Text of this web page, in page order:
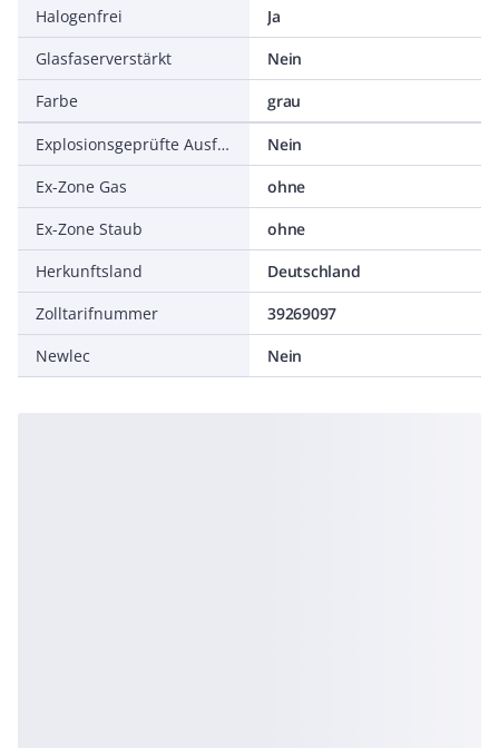
Halogenfrei
Ja
Glasfaserverstärkt
Nein
Farbe
grau
Explosionsgeprüfte Ausführung
Nein
Ex-Zone Gas
ohne
Ex-Zone Staub
ohne
Herkunftsland
Deutschland
Zolltarifnummer
39269097
Newlec
Nein